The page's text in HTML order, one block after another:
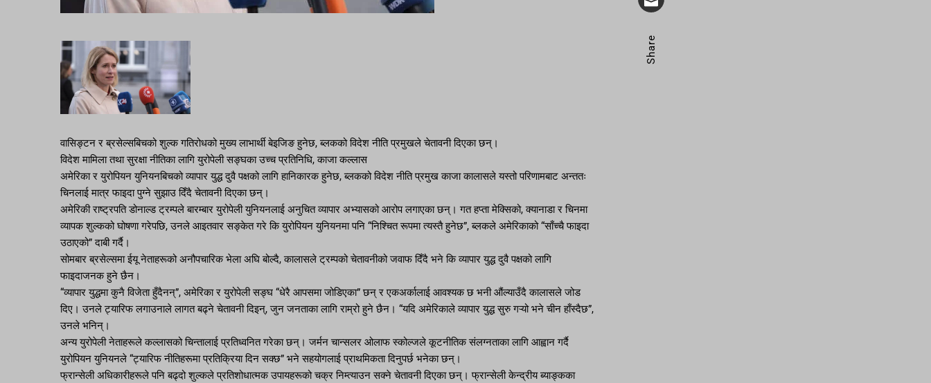
Share
वासिङ्टन र ब्रसेल्सबिचको शुल्क गतिरोधको मुख्य लाभार्थी बेइजिङ हुनेछ, ब्लकको विदेश नीति प्रमुखले चेतावनी दिएका छन्।
विदेश मामिला तथा सुरक्षा नीतिका लागि युरोपेली सङ्घका उच्च प्रतिनिधि, काजा कल्लास
अमेरिका र युरोपियन युनियनबिचको व्यापार युद्ध दुवै पक्षको लागि हानिकारक हुनेछ, ब्लकको विदेश नीति प्रमुख काजा कालासले यस्तो परिणामबाट अन्ततः
चिनलाई मात्र फाइदा पुग्ने सुझाउ दिँदै चेतावनी दिएका छन्।
अमेरिकी राष्ट्रपति डोनाल्ड ट्रम्पले बारम्बार युरोपेली युनियनलाई अनुचित व्यापार अभ्यासको आरोप लगाएका छन्। गत हप्ता मेक्सिको, क्यानाडा र चिनमा
व्यापक शुल्कको घोषणा गरेपछि, उनले आइतवार सङ्केत गरे कि युरोपियन युनियनमा पनि “निश्चित रूपमा त्यस्तै हुनेछ”, ब्लकले अमेरिकाको “साँच्चै फाइदा
उठाएको” दाबी गर्दै।
सोमबार ब्रसेल्समा ईयू नेताहरूको अनौपचारिक भेला अघि बोल्दै, कालासले ट्रम्पको चेतावनीको जवाफ दिँदै भने कि व्यापार युद्ध दुवै पक्षको लागि
फाइदाजनक हुने छैन।
“व्यापार युद्धमा कुनै विजेता हुँदैनन्”, अमेरिका र युरोपेली सङ्घ “धेरै आपसमा जोडिएका” छन् र एकअर्कालाई आवश्यक छ भनी औंल्याउँदै कालासले जोड
दिए। उनले ट्यारिफ लगाउनाले लागत बढ्ने चेतावनी दिइन्, जुन जनताका लागि राम्रो हुने छैन। “यदि अमेरिकाले व्यापार युद्ध सुरु गऱ्यो भने चीन हाँस्दैछ”,
उनले भनिन्।
अन्य युरोपेली नेताहरूले कल्लासको चिन्तालाई प्रतिध्वनित गरेका छन्। जर्मन चान्सलर ओलाफ स्कोल्जले कूटनीतिक संलग्नताका लागि आह्वान गर्दै
युरोपियन युनियनले “ट्यारिफ नीतिहरूमा प्रतिक्रिया दिन सक्छ” भने सहयोगलाई प्राथमिकता दिनुपर्छ भनेका छन्।
फ्रान्सेली अधिकारीहरूले पनि बढ्दो शुल्कले प्रतिशोधात्मक उपायहरूको चक्र निम्त्याउन सक्ने चेतावनी दिएका छन्। फ्रान्सेली केन्द्रीय ब्याङ्कका